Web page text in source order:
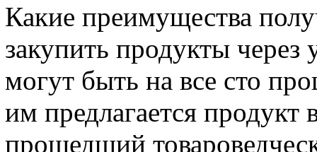
Какие преимущества
закупить продукты через
могут быть на все сто
им предлагается продукт
прошедший